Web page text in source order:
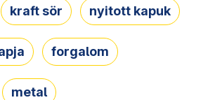
kraft sör nyitott kapuk
forgalom
metal